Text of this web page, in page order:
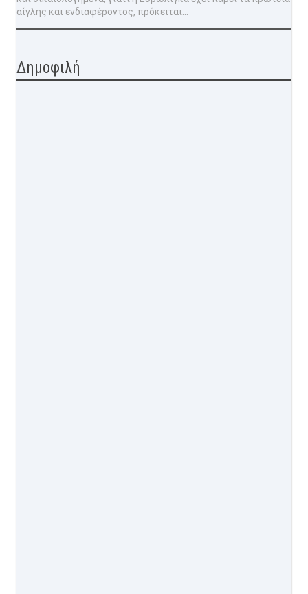
αίγλης και ενδιαφέροντος, πρόκειται...
Δημοφιλή